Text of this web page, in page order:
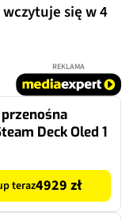
wczytuje się w 4
REKLAMA
Deck Oled 1
teraz4929 zł